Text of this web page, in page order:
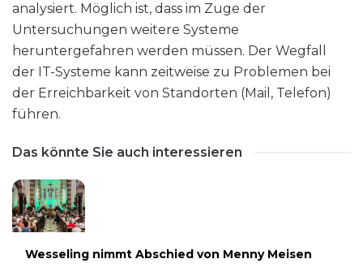
analysiert. Möglich ist, dass im Zuge der
Untersuchungen weitere Systeme
heruntergefahren werden müssen. Der Wegfall
der IT-Systeme kann zeitweise zu Problemen bei
der Erreichbarkeit von Standorten (Mail, Telefon)
führen.
Das könnte Sie auch interessieren
Wesseling nimmt Abschied von Menny Meisen